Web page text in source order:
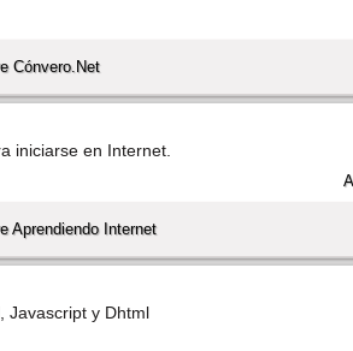
Cónvero.Net
iniciarse en Internet.
Aprendiendo Internet
Javascript y Dhtml